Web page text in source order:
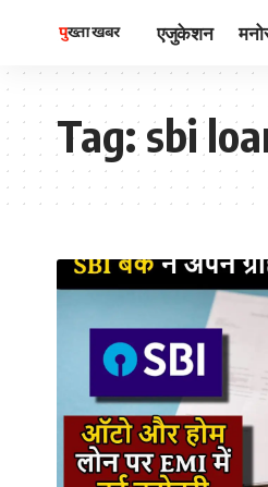
एजुकेशन
Tag:sbi